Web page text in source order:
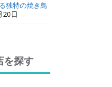
独特の焼き鳥
20日
を探す